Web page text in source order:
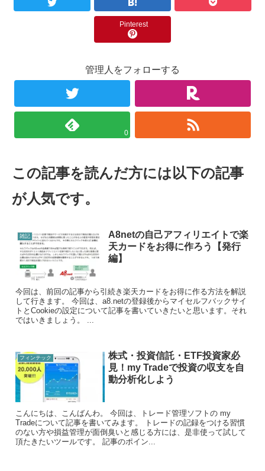
Pinterest
管理人をフォローする
0
この記事を読んだ方には以下の記事
が人気です。
雑記
A8netの自己アフィリエイトで楽
天カードをお得に作ろう【発行
編】
今回は、前回の記事から引続き楽天カードをお得に作る方法を解説
して行きます。 今回は、a8.netの登録後からマイセルフバックサイ
トとCookieの設定について記事を書いていきたいと思います。それ
ではいきましょう。 ...
フィンテック
株式・投資信託・ETF投資家必
見！my Tradeで投資の収支を自
動分析化しよう
こんにちは、こんばんわ。 今回は、トレード管理ソフトの my
Tradeについて記事を書いてみます。 トレードの記録をつける習慣
のない方や損益管理が面倒臭いと感じる方には、是非使って試して
頂たきたいツールです。 記事のポイン...